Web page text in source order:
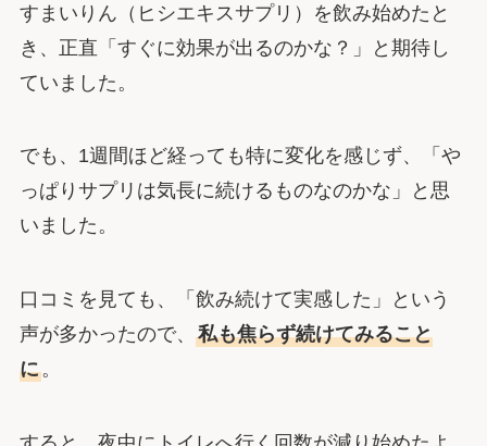
すまいりん（ヒシエキスサプリ）を飲み始めたと
き、正直「すぐに効果が出るのかな？」と期待し
ていました。
でも、1週間ほど経っても特に変化を感じず、「や
っぱりサプリは気長に続けるものなのかな」と思
いました。
口コミを見ても、「飲み続けて実感した」という
声が多かったので、 私も焦らず続けてみること
に。